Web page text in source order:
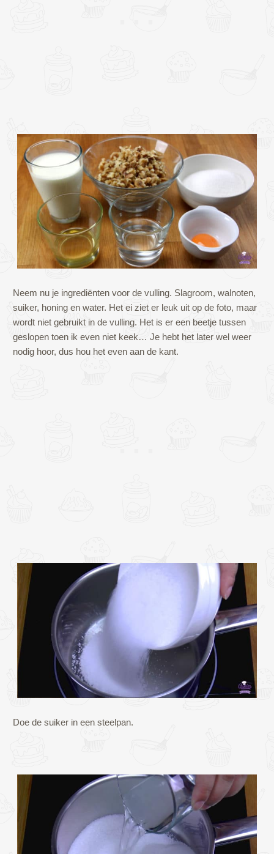
Neem nu je ingrediënten voor de vulling. Slagroom, walnoten,
suiker, honing en water. Het ei ziet er leuk uit op de foto, maar
wordt niet gebruikt in de vulling. Het is er een beetje tussen
geslopen toen ik even niet keek… Je hebt het later wel weer
nodig hoor, dus hou het even aan de kant.
Doe de suiker in een steelpan.